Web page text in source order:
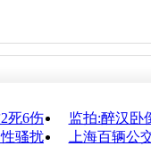
死6伤
监拍:醉汉卧
骚扰
上海百辆公